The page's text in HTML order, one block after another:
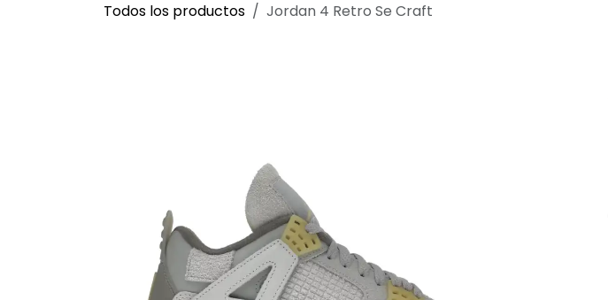
Todos los productos Jordan 4 Retro Se Craft